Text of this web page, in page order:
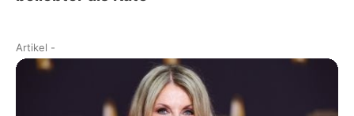
Artikel -